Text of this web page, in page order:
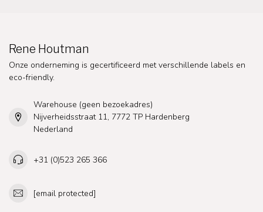
Rene Houtman
Onze onderneming is gecertificeerd met verschillende labels en
eco-friendly.
Warehouse (geen bezoekadres)
Nijverheidsstraat 11, 7772 TP Hardenberg
Nederland
+31 (0)523 265 366
[email protected]